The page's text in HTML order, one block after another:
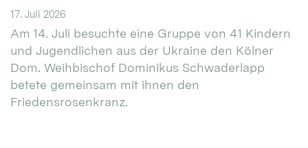
17. Juli 2026
Am 14. Juli besuchte eine Gruppe von 41 Kindern
und Jugendlichen aus der Ukraine den Kölner
Dom. Weihbischof Dominikus Schwaderlapp
betete gemeinsam mit ihnen den
Friedensrosenkranz.